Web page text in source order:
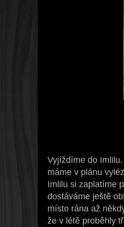
Vyjíždíme do
máme v plánu
Imlilu si zaplatíme
dostáváme ještě
místo rána až
že v létě proběhly